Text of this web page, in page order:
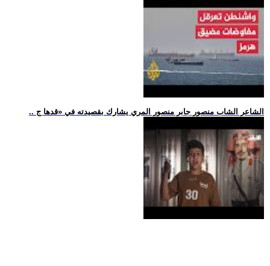
.. الشاعر الشاب منصور جابر منصور المري يشارك بقصيدته في «قدها ج